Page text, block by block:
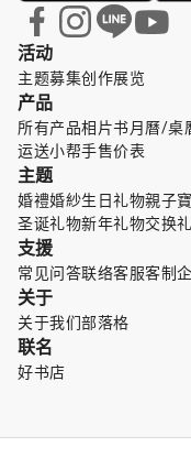
活动
主题募集创作展览
产品
所有产品相片书月曆/桌
运送小帮手售价表
主题
婚禮婚紗生日礼物親子
圣诞礼物新年礼物交换
支援
常见问答联络客服客制
关于
关于我们部落格
联名
好书店